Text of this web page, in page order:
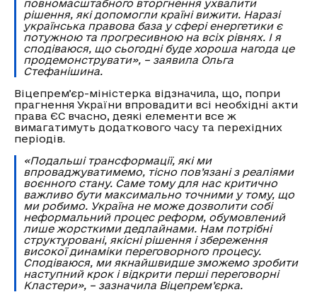
повномасштабного вторгнення ухвалити
рішення, які допомогли країні вижити. Наразі
українська правова база у сфері енергетики є
потужною та прогресивною на всіх рівнях. І я
сподіваюся, що сьогодні буде хороша нагода це
продемонструвати», – заявила Ольга
Стефанішина.
Віцепремʼєр-міністерка відзначила, що, попри
прагнення України впровадити всі необхідні акти
права ЄС вчасно, деякі елементи все ж
вимагатимуть додаткового часу та перехідних
періодів.
«Подальші трансформації, які ми
впроваджуватимемо, тісно пов’язані з реаліями
воєнного стану. Саме тому для нас критично
важливо бути максимально точними у тому, що
ми робимо. Україна не може дозволити собі
неформальний процес реформ, обумовлений
лише жорсткими дедлайнами. Нам потрібні
структуровані, якісні рішення і збереження
високої динаміки переговорного процесу.
Сподіваюся, ми якнайшвидше зможемо зробити
наступний крок і відкрити перші переговорні
Кластери», – зазначила Віцепрем’єрка.